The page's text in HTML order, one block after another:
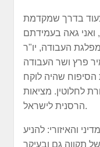
בדרך שמקדמת
גאה בעמידתם
העבודה, יו"ר
פרץ ושר העבודה
הסיפוח שהיה לוקח
לחלוטין. מציאות
הרסנית לישראל.
והאיזורי: להניע
של תקווה גם ובעיקר